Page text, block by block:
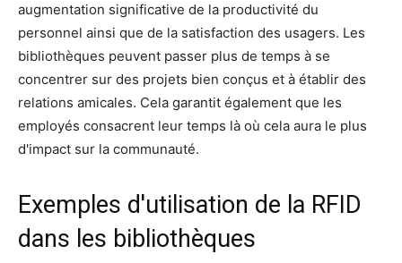
augmentation significative de la productivité du
personnel ainsi que de la satisfaction des usagers. Les
bibliothèques peuvent passer plus de temps à se
concentrer sur des projets bien conçus et à établir des
relations amicales. Cela garantit également que les
employés consacrent leur temps là où cela aura le plus
d'impact sur la communauté.
Exemples d'utilisation de la RFID
dans les bibliothèques